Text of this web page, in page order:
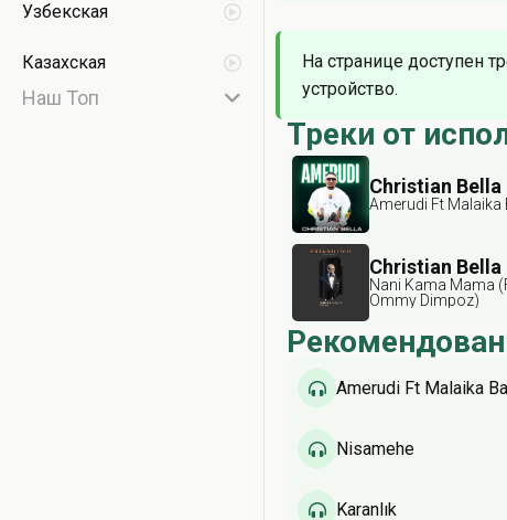
Узбекская
Казахская
Наш Топ
На странице доступен
устройство.
Треки от
Christian Bella
Amerudi Ft Malaika
Christian Bella
Nani Kama Mama
Ommy Dimpoz)
Amerudi Ft Malaika
Nisamehe
Karanlık